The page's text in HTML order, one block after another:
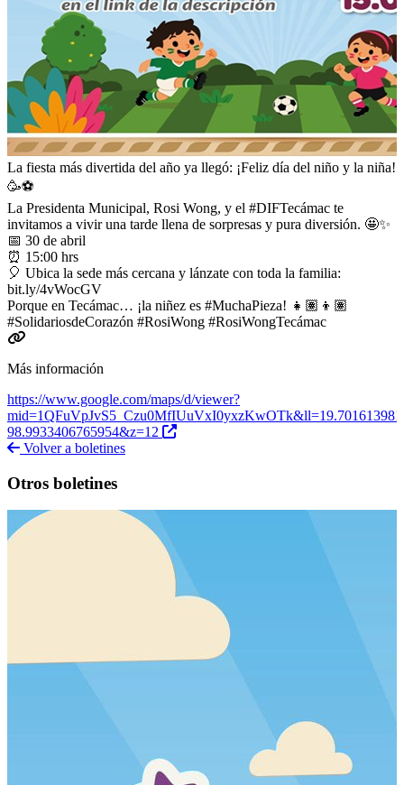
La fiesta más divertida del año ya llegó: ¡Feliz día del niño y la niña!
🥳⚽
La Presidenta Municipal, Rosi Wong, y el #DIFTecámac te
invitamos a vivir una tarde llena de sorpresas y pura diversión. 🤩✨
📅 30 de abril
⏰ 15:00 hrs
🎈 Ubica la sede más cercana y lánzate con toda la familia:
bit.ly/4vWocGV
Porque en Tecámac… ¡la niñez es #MuchaPieza! 👧🏽👦🏽
#SolidariosdeCorazón #RosiWong #RosiWongTecámac
Más información
https://www.google.com/maps/d/viewer?
98.9933406765954&z=12
Volver a boletines
Otros boletines